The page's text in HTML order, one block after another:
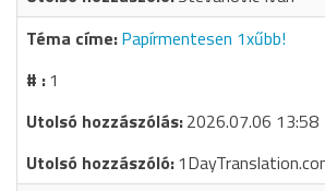
Papírmentesen 1xűbb!
1
2026.07.06 13:58